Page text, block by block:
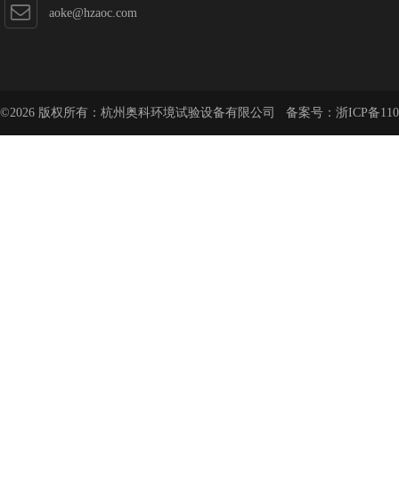
aoke@hzaoc.com
©2026 版权所有：杭州奥科环境试验设备有限公司 备案号： 浙ICP备